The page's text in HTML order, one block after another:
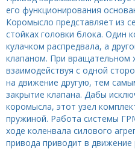
его функционирования
Коромысло представляет из
стойках головки блока. Один
кулачком распредвала, а
клапаном. При вращательном
взаимодействуя с одной
на движение другую, тем
закрытие клапана. Дабы
коромысла, этот узел
пружиной. Работа системы
ходе коленвала силового
привода приводит в движение